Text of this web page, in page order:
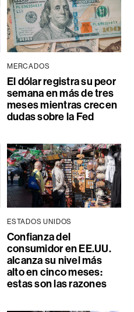
MERCADOS
El dólar registra su peor
semana en más de tres
meses mientras crecen
dudas sobre la Fed
ESTADOS UNIDOS
Confianza del
consumidor en EE.UU.
alcanza su nivel más
alto en cinco meses:
estas son las razones